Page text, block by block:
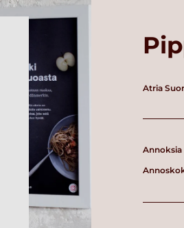
Atria
Annoksia